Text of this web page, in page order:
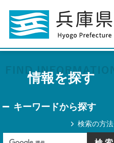
情報を探す
キーワードから探す
検索の方法